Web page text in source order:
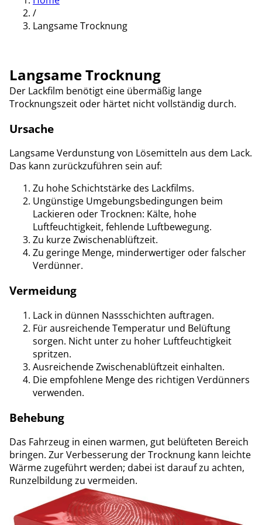
/
Langsame Trocknung
Langsame Trocknung
Der Lackfilm benötigt eine übermäßig lange
Trocknungszeit oder härtet nicht vollständig durch.
Ursache
Langsame Verdunstung von Lösemitteln aus dem Lack.
Das kann zurückzuführen sein auf:
Zu hohe Schichtstärke des Lackfilms.
Ungünstige Umgebungsbedingungen beim
Lackieren oder Trocknen: Kälte, hohe
Luftfeuchtigkeit, fehlende Luftbewegung.
Zu kurze Zwischenablüftzeit.
Zu geringe Menge, minderwertiger oder falscher
Verdünner.
Vermeidung
Lack in dünnen Nassschichten auftragen.
Für ausreichende Temperatur und Belüftung
sorgen. Nicht unter zu hoher Luftfeuchtigkeit
spritzen.
Ausreichende Zwischenablüftzeit einhalten.
Die empfohlene Menge des richtigen Verdünners
verwenden.
Behebung
Das Fahrzeug in einen warmen, gut belüfteten Bereich
bringen. Zur Verbesserung der Trocknung kann leichte
Wärme zugeführt werden; dabei ist darauf zu achten,
Runzelbildung zu vermeiden.